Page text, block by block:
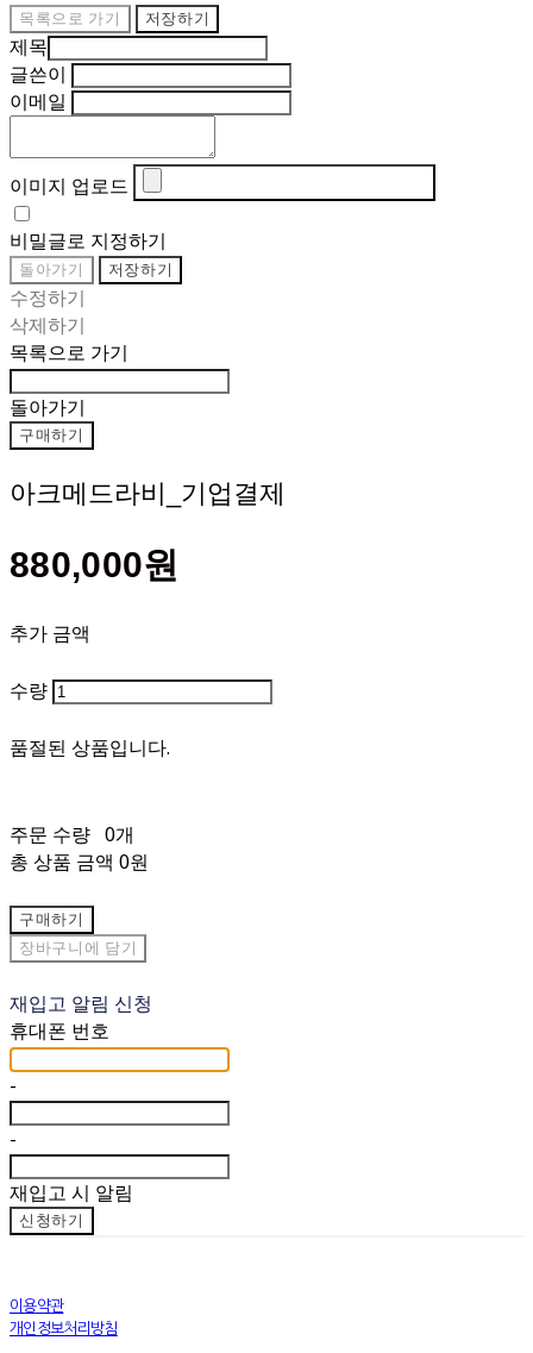
목록으로 가기 저장하기
제목
글쓴이
이메일
이미지 업로드
비밀글로 지정하기
돌아가기 저장하기
수정하기
삭제하기
목록으로 가기
돌아가기
구매하기
아크메드라비_기업결제
880,000원
추가 금액
수량
품절된 상품입니다.
주문 수량 0개
총 상품 금액 0원
구매하기
장바구니에 담기
재입고 알림 신청
휴대폰 번호
-
-
재입고 시 알림
신청하기
이용약관
개인정보처리방침